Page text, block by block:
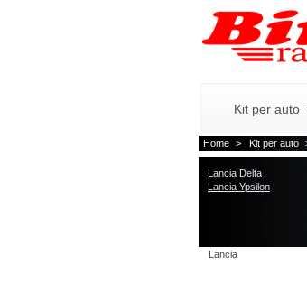
Kit per auto
Home > Kit per auto
Lancia Delta
Lancia Ypsilon
Lancia